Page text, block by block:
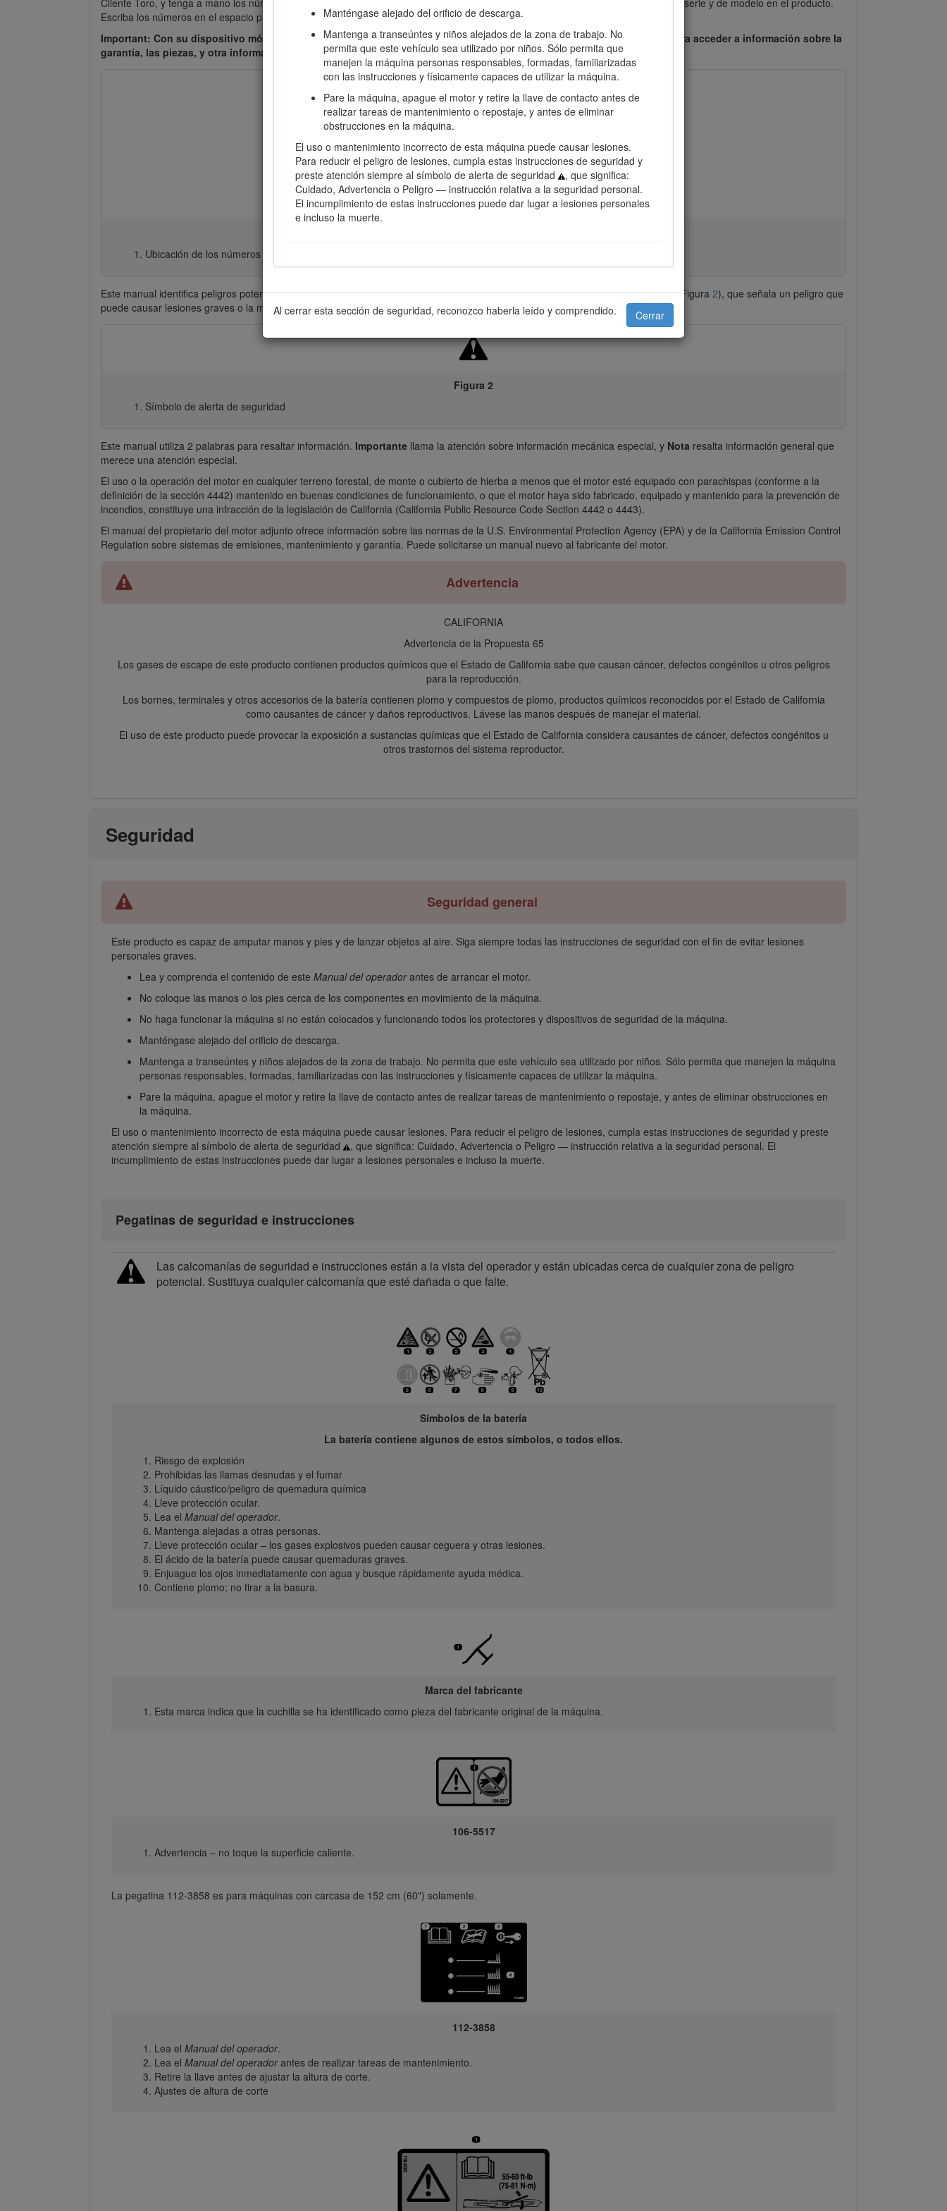
Manténgase alejado del orificio de descarga.
Mantenga a transeúntes y niños alejados de la zona de trabajo. No
permita que este vehículo sea utilizado por niños. Sólo permita que
manejen la máquina personas responsables, formadas, familiarizadas
con las instrucciones y físicamente capaces de utilizar la máquina.
Pare la máquina, apague el motor y retire la llave de contacto antes de
realizar tareas de mantenimiento o repostaje, y antes de eliminar
obstrucciones en la máquina.
El uso o mantenimiento incorrecto de esta máquina puede causar lesiones.
Para reducir el peligro de lesiones, cumpla estas instrucciones de seguridad y
preste atención siempre al símbolo de alerta de seguridad
, que significa:
Cuidado, Advertencia o Peligro — instrucción relativa a la seguridad personal.
El incumplimiento de estas instrucciones puede dar lugar a lesiones personales
e incluso la muerte.
Al cerrar esta sección de seguridad, reconozco haberla leído y comprendido. Cerrar
Escriba los números en el espacio provisto.
Important: Con su dispositivo móvil, puede escanear el código QR de la calcomanía del número de serie (en su caso) para acceder a información sobre la
garantía, las piezas, y otra información sobre el producto.
Ubicación de los números de modelo y de serie
Este manual identifica peligros potenciales y contiene mensajes de seguridad identificados por el símbolo de alerta de seguridad (Figura 2), que señala un peligro que
puede causar lesiones graves o la muerte si usted no sigue las precauciones recomendadas.
Figura 2
Símbolo de alerta de seguridad
Este manual utiliza 2 palabras para resaltar información. Importante llama la atención sobre información mecánica especial, y Nota resalta información general que
merece una atención especial.
El uso o la operación del motor en cualquier terreno forestal, de monte o cubierto de hierba a menos que el motor esté equipado con parachispas (conforme a la
definición de la sección 4442) mantenido en buenas condiciones de funcionamiento, o que el motor haya sido fabricado, equipado y mantenido para la prevención de
incendios, constituye una infracción de la legislación de California (California Public Resource Code Section 4442 o 4443).
El manual del propietario del motor adjunto ofrece información sobre las normas de la U.S. Environmental Protection Agency (EPA) y de la California Emission Control
Regulation sobre sistemas de emisiones, mantenimiento y garantía. Puede solicitarse un manual nuevo al fabricante del motor.
Advertencia
CALIFORNIA
Advertencia de la Propuesta 65
Los gases de escape de este producto contienen productos químicos que el Estado de California sabe que causan cáncer, defectos congénitos u otros peligros
para la reproducción.
Los bornes, terminales y otros accesorios de la batería contienen plomo y compuestos de plomo, productos químicos reconocidos por el Estado de California
como causantes de cáncer y daños reproductivos. Lávese las manos después de manejar el material.
El uso de este producto puede provocar la exposición a sustancias químicas que el Estado de California considera causantes de cáncer, defectos congénitos u
otros trastornos del sistema reproductor.
Seguridad
Seguridad general
Este producto es capaz de amputar manos y pies y de lanzar objetos al aire. Siga siempre todas las instrucciones de seguridad con el fin de evitar lesiones
personales graves.
Lea y comprenda el contenido de este Manual del operadorantes de arrancar el motor.
No coloque las manos o los pies cerca de los componentes en movimiento de la máquina.
No haga funcionar la máquina si no están colocados y funcionando todos los protectores y dispositivos de seguridad de la máquina.
Manténgase alejado del orificio de descarga.
Mantenga a transeúntes y niños alejados de la zona de trabajo. No permita que este vehículo sea utilizado por niños. Sólo permita que manejen la máquina
personas responsables, formadas, familiarizadas con las instrucciones y físicamente capaces de utilizar la máquina.
Pare la máquina, apague el motor y retire la llave de contacto antes de realizar tareas de mantenimiento o repostaje, y antes de eliminar obstrucciones en
la máquina.
El uso o mantenimiento incorrecto de esta máquina puede causar lesiones. Para reducir el peligro de lesiones, cumpla estas instrucciones de seguridad y preste
atención siempre al símbolo de alerta de seguridad
, que significa: Cuidado, Advertencia o Peligro — instrucción relativa a la seguridad personal. El
incumplimiento de estas instrucciones puede dar lugar a lesiones personales e incluso la muerte.
Pegatinas de seguridad e instrucciones
Las calcomanías de seguridad e instrucciones están a la vista del operador y están ubicadas cerca de cualquier zona de peligro
potencial. Sustituya cualquier calcomanía que esté dañada o que falte.
Símbolos de la batería
La batería contiene algunos de estos símbolos, o todos ellos.
Riesgo de explosión
Prohibidas las llamas desnudas y el fumar
Líquido cáustico/peligro de quemadura química
Lleve protección ocular.
Lea el Manual del operador.
Mantenga alejadas a otras personas.
Lleve protección ocular – los gases explosivos pueden causar ceguera y otras lesiones.
El ácido de la batería puede causar quemaduras graves.
Enjuague los ojos inmediatamente con agua y busque rápidamente ayuda médica.
Contiene plomo; no tirar a la basura.
Marca del fabricante
Esta marca indica que la cuchilla se ha identificado como pieza del fabricante original de la máquina.
106-5517
Advertencia – no toque la superficie caliente.
La pegatina 112-3858 es para máquinas con carcasa de 152 cm (60") solamente.
112-3858
Lea el Manual del operador.
Lea el Manual del operadorantes de realizar tareas de mantenimiento.
Retire la llave antes de ajustar la altura de corte.
Ajustes de altura de corte